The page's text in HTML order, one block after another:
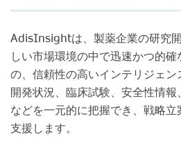
AdisInsightは、製薬企業の研究
しい市場環境の中で迅速かつ的
の、信頼性の高いインテリジェ
開発状況、臨床試験、安全性情
などを一元的に把握でき、戦略
支援します。